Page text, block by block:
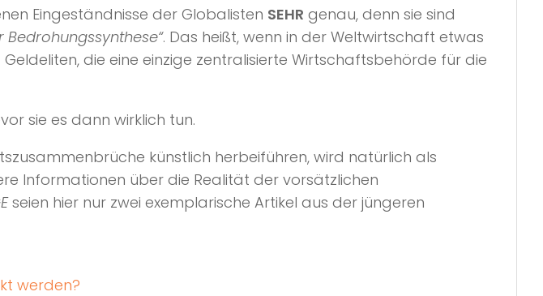
Eingeständnisse der Globalisten SEHR genau, denn sie sind
Bedrohungssynthese“. Das heißt, wenn in der Weltwirtschaft etwas
die eine einzige zentralisierte Wirtschaftsbehörde für die
sie es dann wirklich tun.
künstlich herbeiführen, wird natürlich als
Informationen über die Realität der vorsätzlichen
seien hier nur zwei exemplarische Artikel aus der jüngeren
werden?